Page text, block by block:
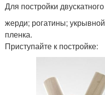
Для постройки
жерди; рогатины;
пленка.
Приступайте к постройке: